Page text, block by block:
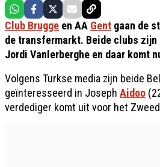
Club Brugge en AA Gent gaan de
de transfermarkt. Beide clubs
Jordi Vanlerberghe en daar komt
Volgens Turkse media zijn beide
geïnteresseerd in Joseph Aidoo
verdediger komt uit voor het